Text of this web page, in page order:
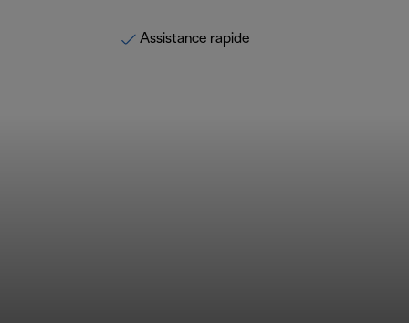
Assistance rapide